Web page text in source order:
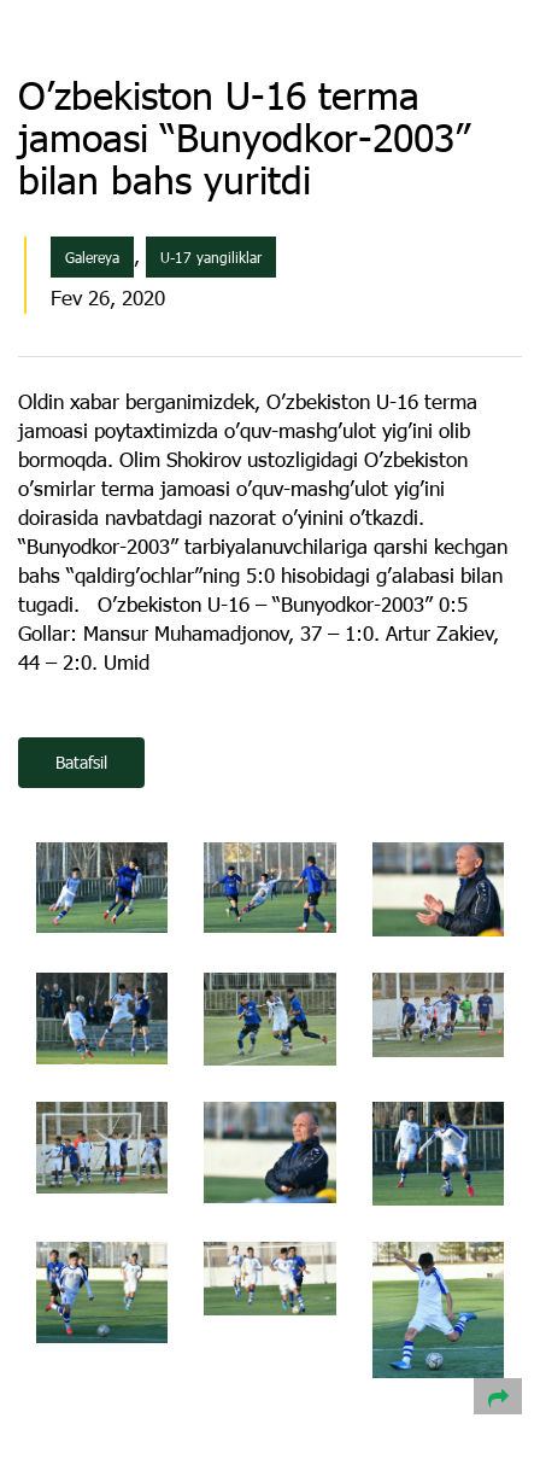
Oʼzbekiston U-16 terma
jamoasi “Bunyodkor-2003”
bilan bahs yuritdi
Galereya , U-17 yangiliklar
Fev 26, 2020
Oldin xabar berganimizdek, Oʼzbekiston U-16 terma
jamoasi poytaxtimizda oʼquv-mashgʼulot yigʼini olib
bormoqda. Olim Shokirov ustozligidagi Oʼzbekiston
oʼsmirlar terma jamoasi oʼquv-mashgʼulot yigʼini
doirasida navbatdagi nazorat oʼyinini oʼtkazdi.
“Bunyodkor-2003” tarbiyalanuvchilariga qarshi kechgan
bahs “qaldirgʼochlar”ning 5:0 hisobidagi gʼalabasi bilan
tugadi. Oʼzbekiston U-16 – “Bunyodkor-2003” 0:5
Gollar: Mansur Muhamadjonov, 37 – 1:0. Аrtur Zakiev,
44 – 2:0. Umid
Batafsil